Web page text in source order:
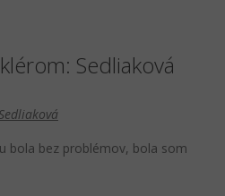
Sedliaková
bola bez problémov, bola som